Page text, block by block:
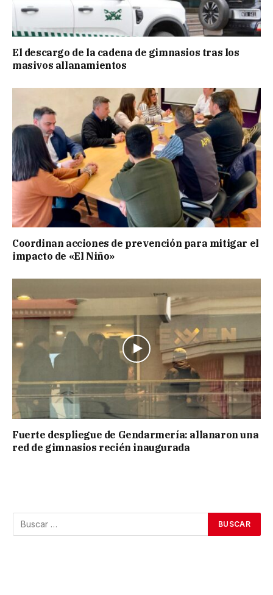
El descargo de la cadena de gimnasios tras los
masivos allanamientos
Coordinan acciones de prevención para mitigar el
impacto de «El Niño»
Fuerte despliegue de Gendarmería: allanaron una
red de gimnasios recién inaugurada